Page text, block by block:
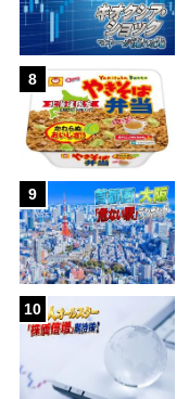
8
9
10